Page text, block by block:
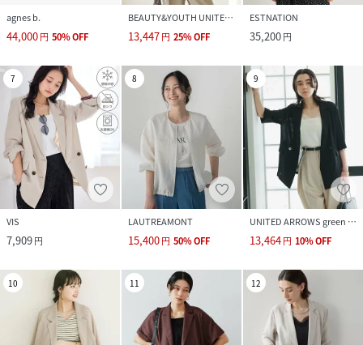
agnes b.
44,000円 50%OFF
BEAUTY&YOUTH UNITED ARROWS
13,447円 25%OFF
ESTNATION
35,200円
7
VIS
7,909円
8
LAUTREAMONT
15,400円 50%OFF
9
UNITED ARROWS green label relaxing
13,464円 10%OFF
10 11 12